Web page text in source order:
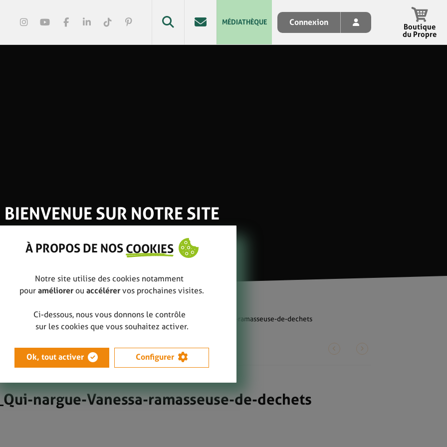
MÉDIATHÈQUE Connexion
Boutique
du Propre
ramasseuse de déchets ? 20200824_Ramillies_Qui-nargue-Vanessa-ramasseuse-de-dechets
nargue-Vanessa-ramasseuse-de-dechets
BIENVENUE SUR NOTRE SITE
À PROPOS DE NOS COOKIES
Notre site utilise des cookies notamment
pour améliorer ou accélérer vos prochaines visites.
Ci-dessous, nous vous donnons le contrôle
sur les cookies que vous souhaitez activer.
Ok, tout activer Configurer